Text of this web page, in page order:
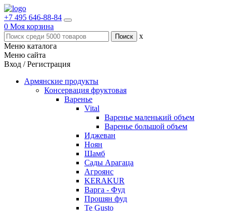
+7 495 646-88-84
0 Моя корзина
x
Меню каталога
Меню сайта
Вход / Регистрация
Армянские продукты
Консервация фруктовая
Варенье
Vital
Варенье маленький объем
Варенье большой объем
Иджеван
Ноян
Шамб
Сады Арагаца
Агроянс
KERAKUR
Варга - Фуд
Прошян фуд
Te Gusto